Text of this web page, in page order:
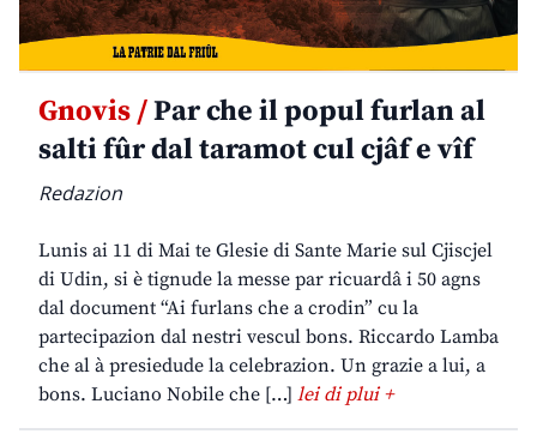
Gnovis /Par che il popul furlan al
salti fûr dal taramot cul cjâf e vîf
Redazion
Lunis ai 11 di Mai te Glesie di Sante Marie sul Cjiscjel
di Udin, si è tignude la messe par ricuardâ i 50 agns
dal document “Ai furlans che a crodin” cu la
partecipazion dal nestri vescul bons. Riccardo Lamba
che al à presiedude la celebrazion. Un grazie a lui, a
bons. Luciano Nobile che […] lei di plui +